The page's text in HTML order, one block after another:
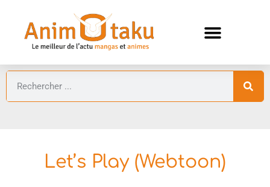
Let’s Play (Webtoon)